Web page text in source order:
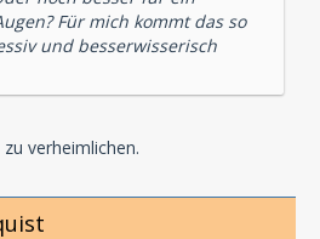
Für mich kommt das so
und besserwisserisch
verheimlichen.